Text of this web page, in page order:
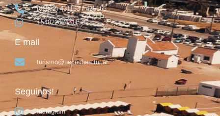
(02262) 431153 / 425665
+5492262431153
E mail
turismo@necochea.tur.ar
Seguinos!
Instagram